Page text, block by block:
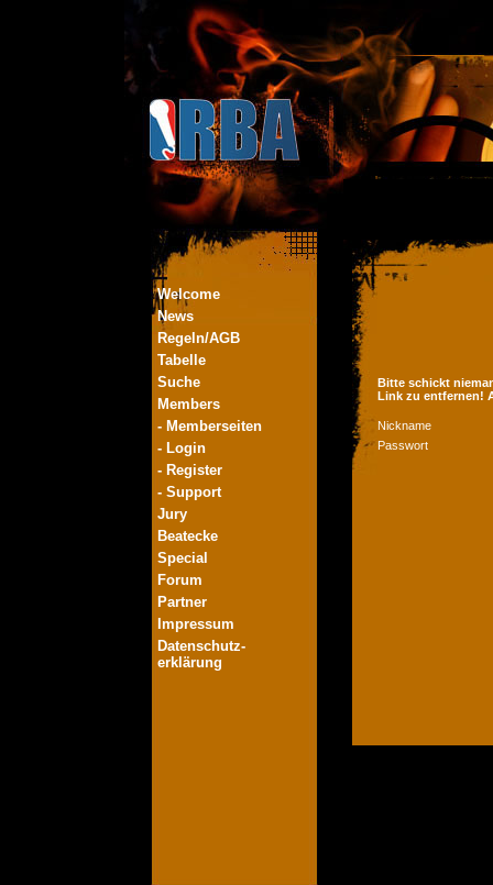
Welcome
News
Regeln/AGB
Tabelle
Suche
Members
- Memberseiten
- Login
- Register
- Support
Jury
Beatecke
Special
Forum
Partner
Impressum
Datenschutz-
erklärung
Bitte schickt
Link zu entfernen!
Nickname
Passwort